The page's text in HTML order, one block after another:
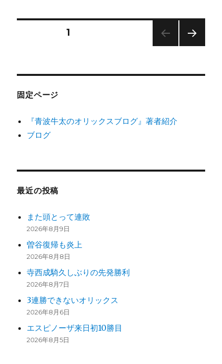
に
ひ
っ
の
の
ペ
ー
固定ページ1
固定ページ
『青波牛太のオリックスブログ』著者紹介
ブログ
最近の投稿
また頭とって連敗
2026年8月9日
曽谷復帰も炎上
2026年8月8日
寺西成騎久しぶりの先発勝利
2026年8月7日
3連勝できないオリックス
2026年8月6日
エスピノーザ来日初10勝目
2026年8月5日